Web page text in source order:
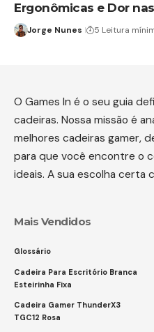
Ergonômicas e Dor
Jorge Nunes 5 Leitura
O Games In é o seu guia
cadeiras. Nossa missão é
melhores cadeiras gamer,
para que você encontre o
ideais. A sua escolha certa
Mais Vendidos
Glossário
Cadeira Para Escritório Branca
Esteirinha Fixa
Cadeira Gamer ThunderX3
TGC12 Rosa